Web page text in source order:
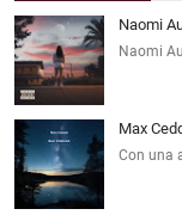
Naomi
Naomi
Max
Con una